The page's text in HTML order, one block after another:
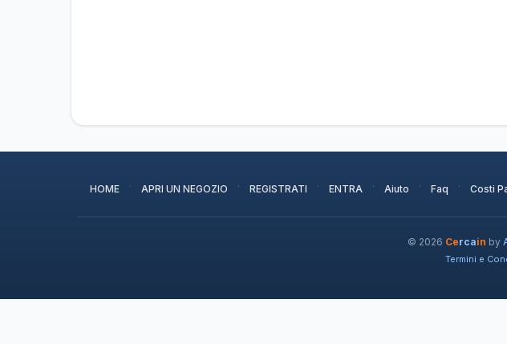
HOME · APRI UN NEGOZIO · REGISTRATI · ENTRA · Aiuto · Faq · Costi
© 2026 Cercain by
Termini e